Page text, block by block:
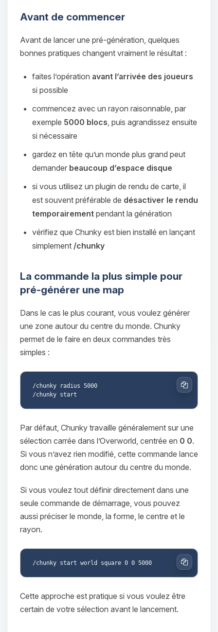
Avant de commencer
Avant de lancer une pré-génération, quelques
bonnes pratiques changent vraiment le résultat :
faites l’opération avant l’arrivée des joueurs
si possible
commencez avec un rayon raisonnable, par
exemple 5000 blocs , puis agrandissez ensuite
si nécessaire
gardez en tête qu’un monde plus grand peut
demander beaucoup d’espace disque
si vous utilisez un plugin de rendu de carte, il
est souvent préférable de désactiver le rendu
temporairement pendant la génération
vérifiez que Chunky est bien installé en lançant
simplement /chunky
La commande la plus simple pour
pré-générer une map
Dans le cas le plus courant, vous voulez générer
une zone autour du centre du monde. Chunky
permet de le faire en deux commandes très
simples :
/chunky radius 5000
Copier
Par défaut, Chunky travaille généralement sur une
sélection carrée dans l’Overworld, centrée en 0 0.
Si vous n’avez rien modifié, cette commande lance
donc une génération autour du centre du monde.
Si vous voulez tout définir directement dans une
seule commande de démarrage, vous pouvez
aussi préciser le monde, la forme, le centre et le
rayon.
Copier
Cette approche est pratique si vous voulez être
certain de votre sélection avant le lancement.